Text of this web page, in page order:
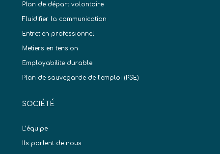
Plan de départ volontaire
Fluidifier la communication
Entretien professionnel
Metiers en tension
Employabilite durable
Plan de sauvegarde de l’emploi (PSE)
SOCIÉTÉ
L’équipe
Ils parlent de nous